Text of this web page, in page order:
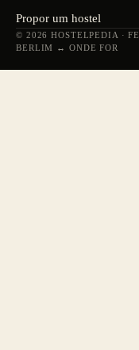
Propor um hostel
© 2026 HOSTELPEDIA ·
BERLIM ↔ ONDE FOR